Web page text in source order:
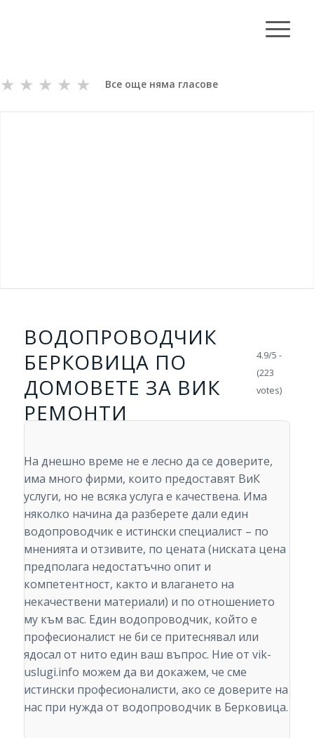
★
★
★
★
★ Все още няма гласове
ВОДОПРОВОДЧИК
БЕРКОВИЦА ПО
ДОМОВЕТЕ ЗА ВИК
РЕМОНТИ
На днешно време не е лесно да се доверите,
има много фирми, които предоставят ВиК
услуги, но не всяка услуга е качествена. Има
няколко начина да разберете дали един
водопроводчик е истински специалист – по
мненията и отзивите, по цената (ниската цена
предполага недостатъчно опит и
компетентност, както и влагането на
некачествени материали) и по отношението
му към вас. Един водопроводчик, който е
професионалист не би се притеснявал или
ядосал от нито един ваш въпрос. Ние от vik-
uslugi.info можем да ви докажем, че сме
истински професионалисти, ако се доверите на
нас при нужда от водопроводчик в Берковица.
4.9/5 -
(223
votes)